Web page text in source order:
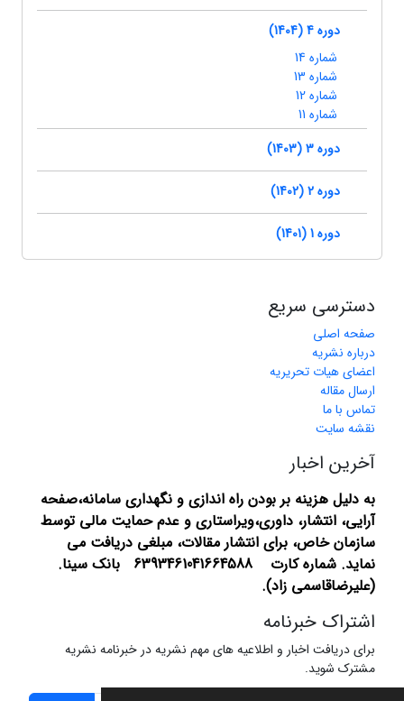
دوره 4 (1404)
شماره 14
شماره 13
شماره 12
شماره 11
دوره 3 (1403)
دوره 2 (1402)
دوره 1 (1401)
دسترسی سریع
صفحه اصلی
درباره نشریه
اعضای هیات تحریریه
ارسال مقاله
تماس با ما
نقشه سایت
آخرین اخبار
به دلیل هزینه بر بودن راه اندازی و نگهداری سامانه،صفحه
آرایی، انتشار، داوری،ویراستاری و عدم حمایت مالی توسط
سازمان خاص، برای انتشار مقالات، مبلغی دریافت می
نماید.
شماره کارت 6393461041664588 بانک سینا.
(علیرضاقاسمی زاد).
اشتراک خبرنامه
برای دریافت اخبار و اطلاعیه های مهم نشریه در خبرنامه نشریه
مشترک شوید.